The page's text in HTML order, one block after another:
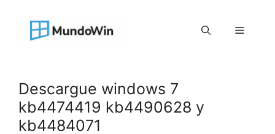
contenido
Menú
Descargue windows 7
kb4474419 kb4490628 y
kb4484071